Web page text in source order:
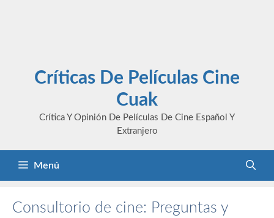
Críticas De Películas Cine
Cuak
Crítica Y Opinión De Películas De Cine Español Y
Extranjero
Menú
Consultorio de cine: Preguntas y